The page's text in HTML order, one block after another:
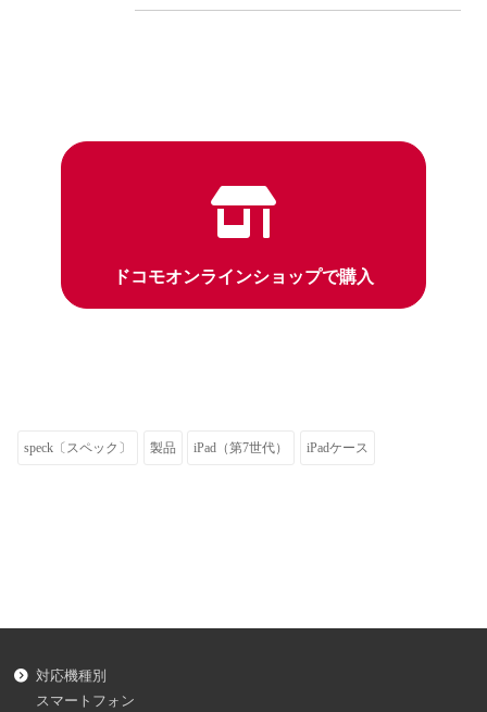
ドコモオンラインショップで購入
speck〔スペック〕 製品 iPad（第7世代） iPadケース
対応機種別
スマートフォン